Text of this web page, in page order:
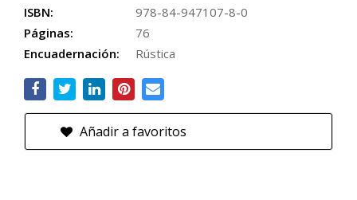
ISBN:
978-84-947107-8-0
Páginas:
76
Encuadernación:
Rústica
Añadir a favoritos